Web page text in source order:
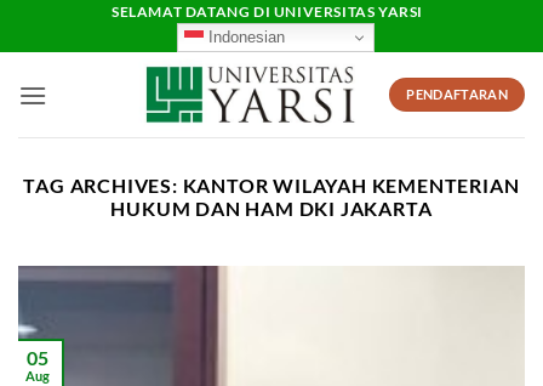
SELAMAT DATANG DI UNIVERSITAS YARSI
Indonesian
PENDAFTARAN
TAG ARCHIVES: KANTOR WILAYAH KEMENTERIAN
HUKUM DAN HAM DKI JAKARTA
05
Aug